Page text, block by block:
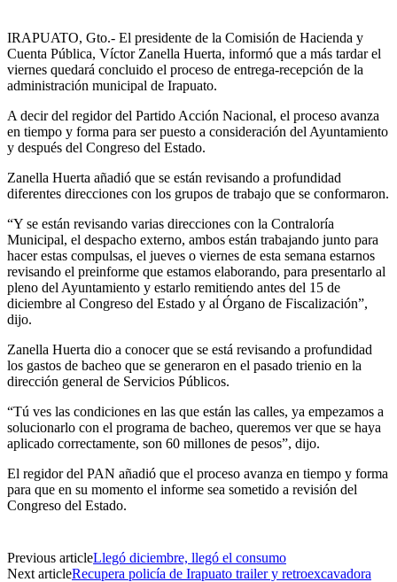
IRAPUATO, Gto.- El presidente de la Comisión de Hacienda y
Cuenta Pública, Víctor Zanella Huerta, informó que a más tardar el
viernes quedará concluido el proceso de entrega-recepción de la
administración municipal de Irapuato.
A decir del regidor del Partido Acción Nacional, el proceso avanza
en tiempo y forma para ser puesto a consideración del Ayuntamiento
y después del Congreso del Estado.
Zanella Huerta añadió que se están revisando a profundidad
diferentes direcciones con los grupos de trabajo que se conformaron.
“Y se están revisando varias direcciones con la Contraloría
Municipal, el despacho externo, ambos están trabajando junto para
hacer estas compulsas, el jueves o viernes de esta semana estarnos
revisando el preinforme que estamos elaborando, para presentarlo al
pleno del Ayuntamiento y estarlo remitiendo antes del 15 de
diciembre al Congreso del Estado y al Órgano de Fiscalización”,
dijo.
Zanella Huerta dio a conocer que se está revisando a profundidad
los gastos de bacheo que se generaron en el pasado trienio en la
dirección general de Servicios Públicos.
“Tú ves las condiciones en las que están las calles, ya empezamos a
solucionarlo con el programa de bacheo, queremos ver que se haya
aplicado correctamente, son 60 millones de pesos”, dijo.
El regidor del PAN añadió que el proceso avanza en tiempo y forma
para que en su momento el informe sea sometido a revisión del
Congreso del Estado.
Previous articleLlegó diciembre, llegó el consumo
Next articleRecupera policía de Irapuato trailer y retroexcavadora